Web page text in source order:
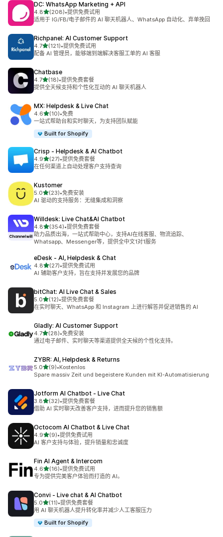
DC: WhatsApp Marketing + API
4.8星（满分 5 星）
(208)
总共 208 条评论
•提供免费试用
适用于 IG/FB/电子邮件的 AI 聊天机器人、WhatsApp 自动化、弃单挽回
Richpanel: AI Customer Support
4.7星（满分 5 星）
(121)
总共 121 条评论
•提供免费试用
配备 AI 管理员，能够端到端解决客服工单的 AI 客服
Chatbase
4.7星（满分 5 星）
(18)
总共 18 条评论
•提供免费套餐
提供全天候支持和个性化互动的 AI 聊天机器人
MX: Helpdesk & Live Chat
4.6星（满分 5 星）
(10)
总共 10 条评论
•免费
一站式帮助台和实时聊天，为支持团队赋能
Built for Shopify
Crisp ‑ Helpdesk & AI Chatbot
4.9星（满分 5 星）
(27)
总共 27 条评论
•提供免费套餐
在任何渠道上自动处理客户支持查询
Kustomer
5.0星（满分 5 星）
(23)
总共 23 条评论
•免费安装
AI 驱动的支持服务：无缝集成和洞察
Willdesk: Live Chat&AI Chatbot
4.8星（满分 5 星）
(354)
总共 354 条评论
•提供免费套餐
助力品质出海，一站式帮助中心，支持AI在线客服、物流追踪、
Whatsapp、Messenger等，提供全中文1对1服务
eDesk ‑ AI, Helpdesk & Chat
4.8星（满分 5 星）
(27)
总共 27 条评论
•提供免费试用
AI 辅助客户支持，旨在支持并发展您的品牌
bitChat: AI Live Chat & Sales
5.0星（满分 5 星）
(12)
总共 12 条评论
•提供免费套餐
在实时聊天、WhatsApp 和 Instagram 上进行解答并促进销售的 AI
Gladly: AI Customer Support
4.7星（满分 5 星）
(28)
总共 28 条评论
•免费安装
通过电子邮件、实时聊天等渠道提供全天候的个性化支持。
ZYBR: AI, Helpdesk & Returns
5.0星（满分 5 星）
(9)
总共 9 条评论
•Kostenlos
Spare massiv Zeit und begeistere Kunden mit KI-Automatisierung
Jotform AI Chatbot ‑ Live Chat
3.8星（满分 5 星）
(32)
总共 32 条评论
•提供免费套餐
借助 AI 实时聊天改善客户支持，进而提升您的销售额
Octocom AI Chatbot & Live Chat
4.9星（满分 5 星）
(9)
总共 9 条评论
•提供免费试用
AI 客户支持与体验，提升销量和忠诚度
Fin AI Agent & Intercom
4.6星（满分 5 星）
(16)
总共 16 条评论
•提供免费试用
专为提供完美客户体验而打造的 AI。
Convi ‑ Live chat & AI Chatbot
5.0星（满分 5 星）
(11)
总共 11 条评论
•提供免费套餐
用 AI 聊天机器人提升转化率并减少人工客服压力
Built for Shopify